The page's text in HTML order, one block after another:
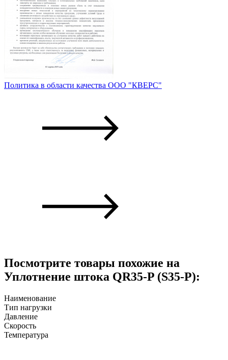
Политика в области качества ООО "КВЕРС"
Посмотрите товары похожие на
Уплотнение штока QR35-P (S35-P):
Наименование
Тип нагрузки
Давление
Скорость
Температура